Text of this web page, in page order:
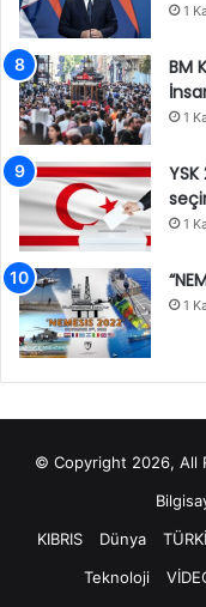
1
BM
1
1
1
© Copyright 2026, All
KIBRIS
Dünya
Teknoloji